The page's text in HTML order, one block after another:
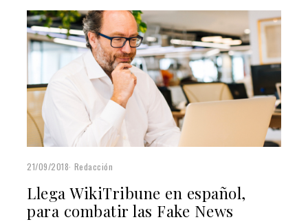
21/09/2018 Redacción
Llega WikiTribune en español,
para combatir las Fake News